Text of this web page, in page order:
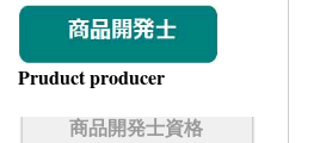
Pruduct producer
商品開発士資格